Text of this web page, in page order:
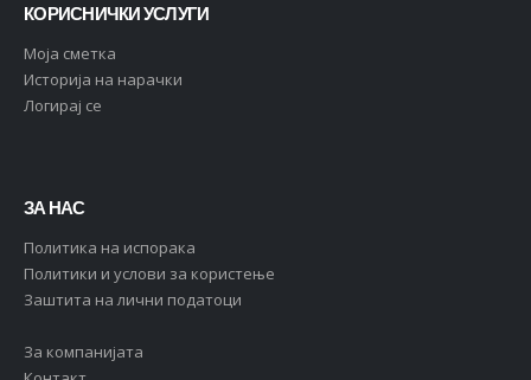
КОРИСНИЧКИ УСЛУГИ
Moja сметка
Историја на нарачки
Логирај се
ЗА НАС
Политика на испорака
Политики и услови за користење
Заштита на лични податоци
За компанијата